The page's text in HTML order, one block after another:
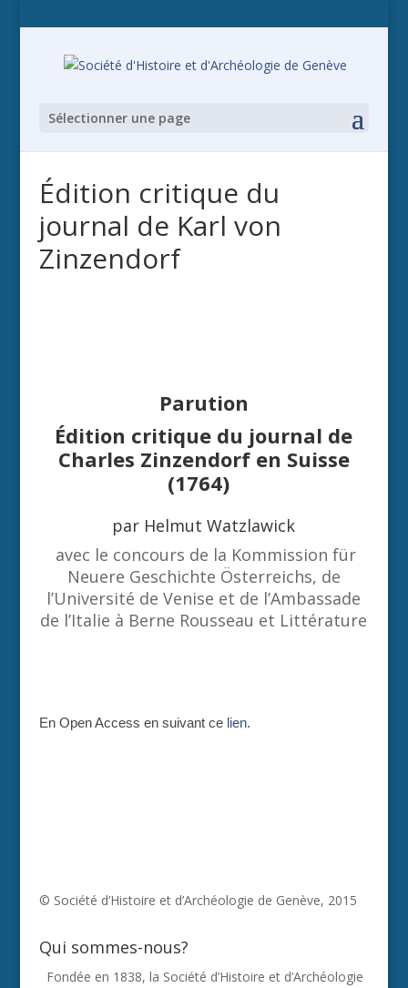
Sélectionner une page
Édition critique du
journal de Karl von
Zinzendorf
Parution
Édition critique du journal de
Charles Zinzendorf en Suisse
(1764)
par Helmut Watzlawick
avec le concours de la Kommission für
Neuere Geschichte Österreichs, de
l’Université de Venise et de l’Ambassade
de l’Italie à Berne Rousseau et Littérature
En Open Access en suivant ce lien.
© Société d’Histoire et d’Archéologie de Genève, 2015
Qui sommes-nous?
Fondée en 1838, la Société d’Histoire et d’Archéologie